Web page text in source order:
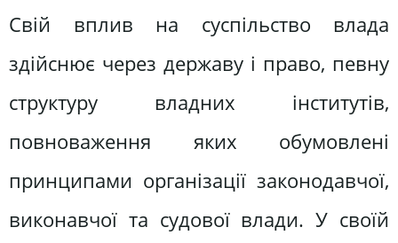
Свій вплив на суспільство влада
здійснює через державу і право, певну
структуру владних інститутів,
повноваження яких обумовлені
принципами організації законодавчої,
виконавчої та судової влади. У своїй